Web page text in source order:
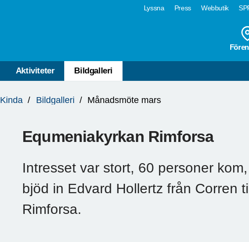
Lyssna Press Webbutik
Aktiviteter Bildgalleri
Kinda Bildgalleri Månadsmöte mars
Equmeniakyrkan Rimforsa
Intresset var stort, 60 personer
bjöd in Edvard Hollertz från Corren
Rimforsa.